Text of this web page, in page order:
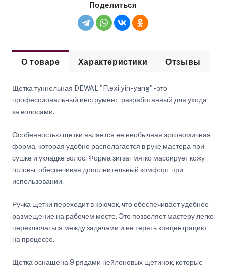
Поделиться
О товаре Характеристики Отзывы
Щетка туннельная DEWAL "Flexi yin-yang" - это
профессиональный инструмент, разработанный для ухода
за волосами.
Особенностью щетки является ее необычная эргономичная
форма, которая удобно располагается в руке мастера при
сушке и укладке волос. Форма зигзаг мягко массирует кожу
головы, обеспечивая дополнительный комфорт при
использовании.
Ручка щетки переходит в крючок, что обеспечивает удобное
размещение на рабочем месте. Это позволяет мастеру легко
переключаться между задачами и не терять концентрацию
на процессе.
Щетка оснащена 9 рядами нейлоновых щетинок, которые